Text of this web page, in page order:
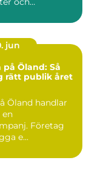
jun
Öland: Så
rätt publik året
Öland handlar
en
Företag
e...